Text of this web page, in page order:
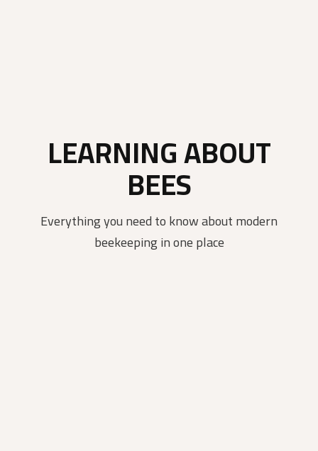
LEARNING ABOUT
BEES
Everything you need to know about modern
beekeeping in one place